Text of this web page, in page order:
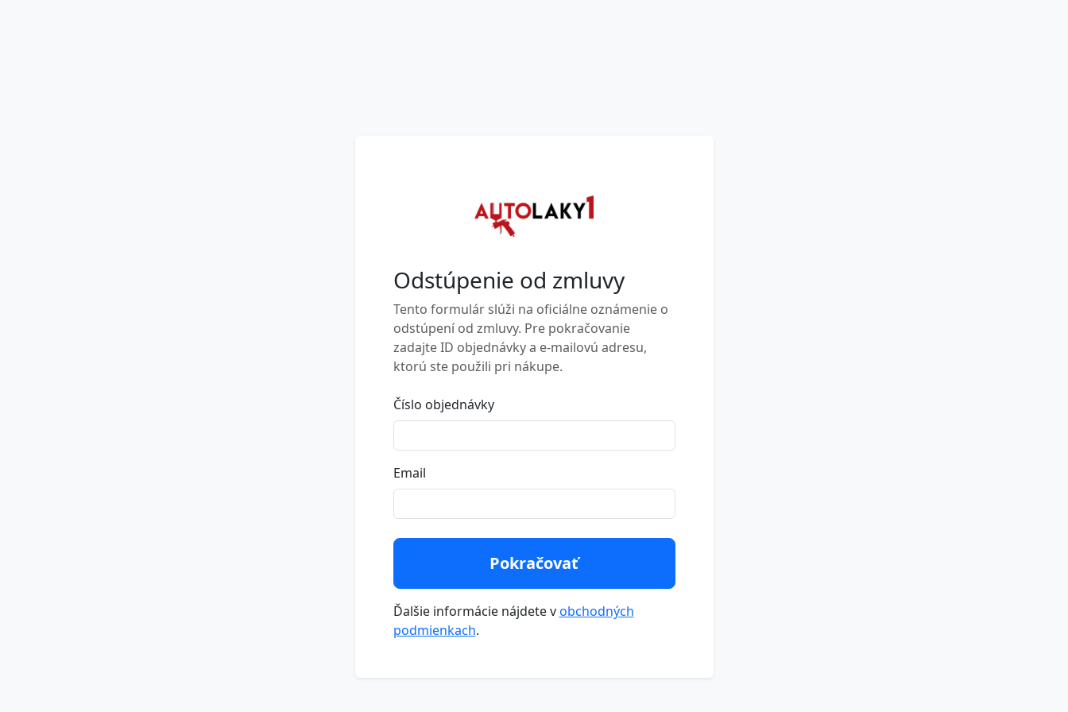
Odstúpenie od zmluvy
Tento formulár slúži na oficiálne oznámenie o
odstúpení od zmluvy. Pre pokračovanie
zadajte ID objednávky a e-mailovú adresu,
ktorú ste použili pri nákupe.
Číslo objednávky
Email
Ďalšie informácie nájdete vobchodných
podmienkach.